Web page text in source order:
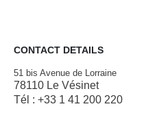
CONTACT DETAILS
51 bis Avenue de Lorraine
78110 Le Vésinet
Tél : +33 1 41 200 220